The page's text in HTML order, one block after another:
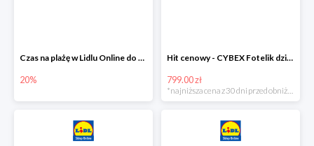
Czas na plażę w Lidlu Online do -20%
20%
Hit cenowy - CYBEX Fotelik dziecięcy samochodowy Pallasfix grupa I-III, 9-36 kg
799.00 zł